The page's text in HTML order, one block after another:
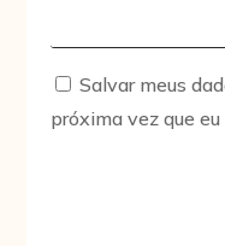
Salvar meus
próxima vez que